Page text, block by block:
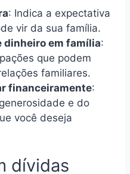
: Indica a expectativa
vir da sua família.
dinheiro em família:
que podem
familiares.
financeiramente:
e do
você deseja
dívidas